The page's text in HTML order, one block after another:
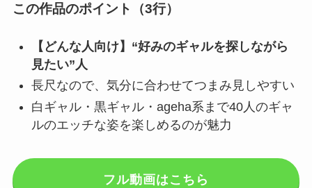
この作品のポイント（3行）
【どんな人向け】“好みのギャルを探しながら
見たい”人
長尺なので、気分に合わせてつまみ見しやすい
白ギャル・黒ギャル・ageha系まで40人のギャ
ルのエッチな姿を楽しめるのが魅力
フル動画はこちら